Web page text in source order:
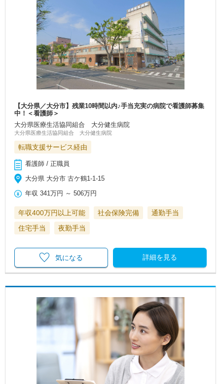
【大分県／大分市】残業10時間以内♪手当充実の病院で看護師募集
中！＜看護師＞
大分県医療生活協同組合 大分健生病院
大分県医療生活協同組合 大分健生病院
転職支援サービス経由
看護師 / 正職員
大分県 大分市 古ケ鶴1-1-15
年収 341万円 ～506万円
年収400万円以上可能 社会保険完備
通勤手当
住宅手当
夜勤手当
詳細を見る
気になる